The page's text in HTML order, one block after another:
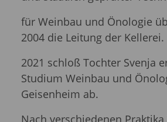
für Weinbau und Önologie
2004 die Leitung der Kellerei.
2021 schloß Tochter Svenja
Studium Weinbau und
Geisenheim ab.
Nach verschiedenen Praktika